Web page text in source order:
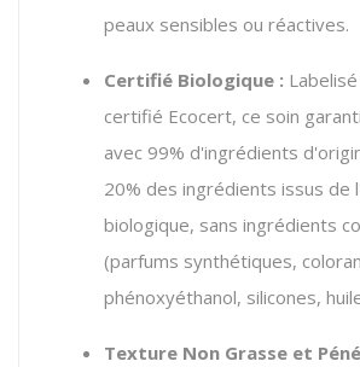
peaux sensibles ou réactives.
Certifié Biologique :
certifié Ecocert, ce soin
avec 99% d'ingrédients
20% des ingrédients issus de
biologique, sans ingrédients
(parfums synthétiques,
phénoxyéthanol, silicones,
Texture Non Grasse et